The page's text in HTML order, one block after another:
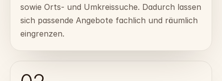
sowie Orts- und Umkreissuche. Dadurch lassen
sich passende Angebote fachlich und räumlich
eingrenzen.